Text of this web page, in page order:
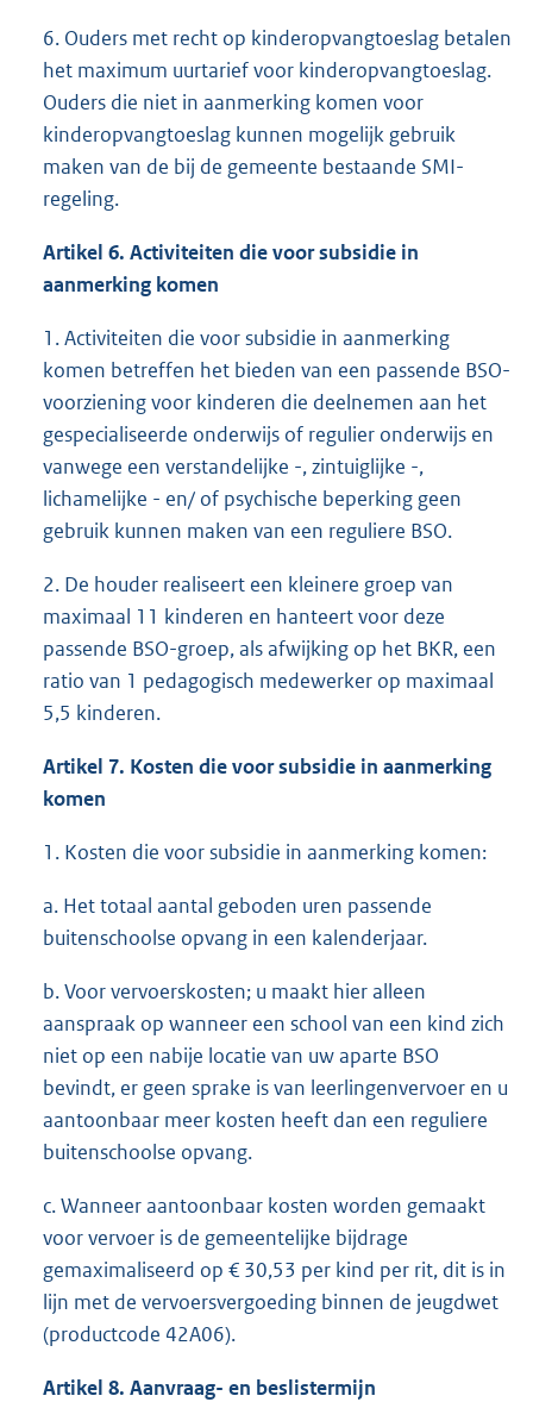
6. Ouders met recht op kinderopvangtoeslag betalen
het maximum uurtarief voor kinderopvangtoeslag.
Ouders die niet in aanmerking komen voor
kinderopvangtoeslag kunnen mogelijk gebruik
maken van de bij de gemeente bestaande SMI-
regeling.
Artikel 6. Activiteiten die voor subsidie in
aanmerking komen
1. Activiteiten die voor subsidie in aanmerking
komen betreffen het bieden van een passende BSO-
voorziening voor kinderen die deelnemen aan het
gespecialiseerde onderwijs of regulier onderwijs en
vanwege een verstandelijke -, zintuiglijke -,
lichamelijke - en/ of psychische beperking geen
gebruik kunnen maken van een reguliere BSO.
2. De houder realiseert een kleinere groep van
maximaal 11 kinderen en hanteert voor deze
passende BSO-groep, als afwijking op het BKR, een
ratio van 1 pedagogisch medewerker op maximaal
5,5 kinderen.
Artikel 7. Kosten die voor subsidie in aanmerking
komen
1. Kosten die voor subsidie in aanmerking komen:
a. Het totaal aantal geboden uren passende
buitenschoolse opvang in een kalenderjaar.
b. Voor vervoerskosten; u maakt hier alleen
aanspraak op wanneer een school van een kind zich
niet op een nabije locatie van uw aparte BSO
bevindt, er geen sprake is van leerlingenvervoer en u
aantoonbaar meer kosten heeft dan een reguliere
buitenschoolse opvang.
c. Wanneer aantoonbaar kosten worden gemaakt
voor vervoer is de gemeentelijke bijdrage
gemaximaliseerd op € 30,53 per kind per rit, dit is in
lijn met de vervoersvergoeding binnen de jeugdwet
(productcode 42A06).
Artikel 8. Aanvraag- en beslistermijn